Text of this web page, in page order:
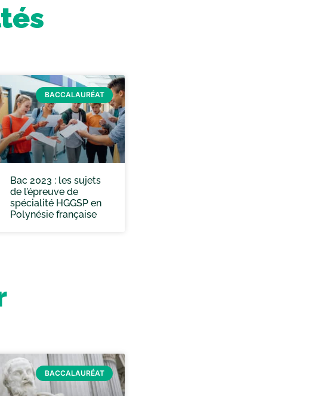
BACCALAURÉAT
Bac 2023 : les sujets
de l’épreuve de
spécialité HGGSP en
Polynésie française
BACCALAURÉAT